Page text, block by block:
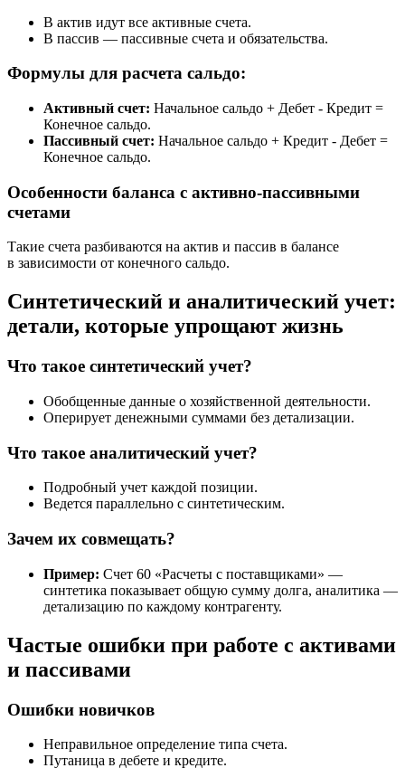
В актив идут все активные счета.
В пассив — пассивные счета и обязательства.
Формулы для расчета сальдо:
Активный счет: Начальное сальдо + Дебет - Кредит =
Конечное сальдо.
Пассивный счет: Начальное сальдо + Кредит - Дебет =
Конечное сальдо.
Особенности баланса с активно-пассивными
счетами
Такие счета разбиваются на актив и пассив в балансе
в зависимости от конечного сальдо.
Синтетический и аналитический учет:
детали, которые упрощают жизнь
Что такое синтетический учет?
Обобщенные данные о хозяйственной деятельности.
Оперирует денежными суммами без детализации.
Что такое аналитический учет?
Подробный учет каждой позиции.
Ведется параллельно с синтетическим.
Зачем их совмещать?
Пример: Счет 60 «Расчеты с поставщиками» —
синтетика показывает общую сумму долга, аналитика —
детализацию по каждому контрагенту.
Частые ошибки при работе с активами
и пассивами
Ошибки новичков
Неправильное определение типа счета.
Путаница в дебете и кредите.